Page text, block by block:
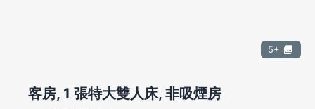
5+
客房, 1 張特大雙人床, 非吸煙房